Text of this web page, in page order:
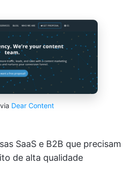
via Dear Content
SaaS e B2B que precisam
de alta qualidade